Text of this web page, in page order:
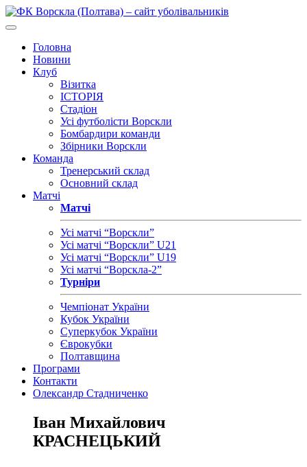
Головна
Новини
Клуб
Візитка
ІСТОРІЯ
Стадіон
Усі футболісти Ворскли
Бомбардири команди
Збірники Ворскли
Команда
Тренерський склад
Основний склад
Матчі
Матчі
Усі матчі “Ворскли”
Усі матчі “Ворскли” U21
Усі матчі “Ворскли” U19
Усі матчі “Ворскла-2”
Турніри
Чемпіонат України
Кубок України
Суперкубок України
Єврокубки
Полтавщина
Програми
Контакти
Олександр Стадниченко
Іван Михайлович
КРАСНЕЦЬКИЙ